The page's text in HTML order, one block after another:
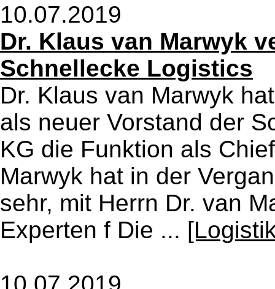
10.07.2019
Dr. Klaus van Marwyk
Schnellecke Logistics
Dr. Klaus van Marwyk
als neuer Vorstand der
KG die Funktion als
Marwyk hat in der
sehr, mit Herrn Dr. van
Experten f Die ...